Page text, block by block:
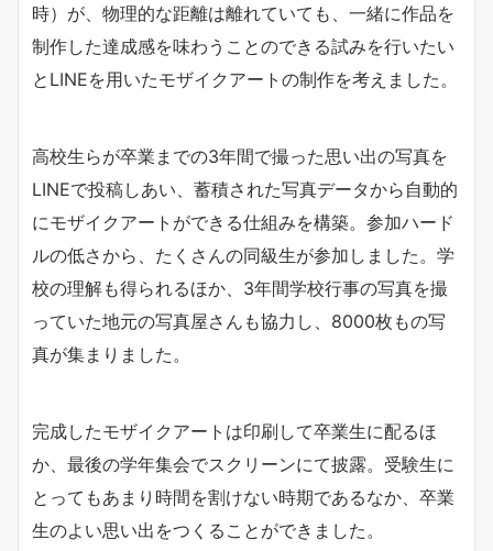
時）が、物理的な距離は離れていても、一緒に作品を
制作した達成感を味わうことのできる試みを行いたい
とLINEを用いたモザイクアートの制作を考えました。
高校生らが卒業までの3年間で撮った思い出の写真を
LINEで投稿しあい、蓄積された写真データから自動的
にモザイクアートができる仕組みを構築。参加ハード
ルの低さから、たくさんの同級生が参加しました。学
校の理解も得られるほか、3年間学校行事の写真を撮
っていた地元の写真屋さんも協力し、8000枚もの写
真が集まりました。
完成したモザイクアートは印刷して卒業生に配るほ
か、最後の学年集会でスクリーンにて披露。受験生に
とってもあまり時間を割けない時期であるなか、卒業
生のよい思い出をつくることができました。